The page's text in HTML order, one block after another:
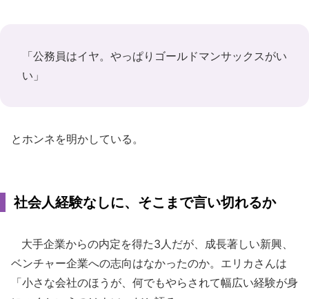
「公務員はイヤ。やっぱりゴールドマンサックスがい
い」
とホンネを明かしている。
社会人経験なしに、そこまで言い切れるか
大手企業からの内定を得た3人だが、成長著しい新興、
ベンチャー企業への志向はなかったのか。エリカさんは
「小さな会社のほうが、何でもやらされて幅広い経験が身